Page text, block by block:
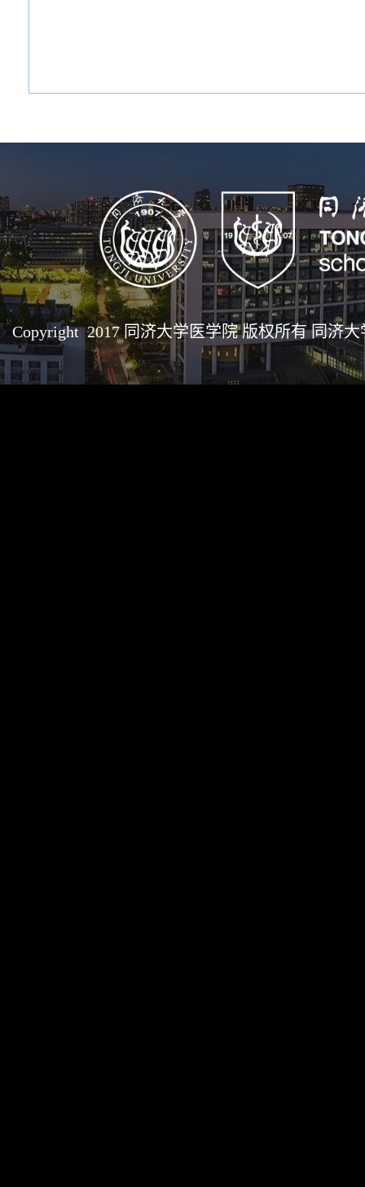
Copyright 2017 同济大学医学院 版权所有 同济